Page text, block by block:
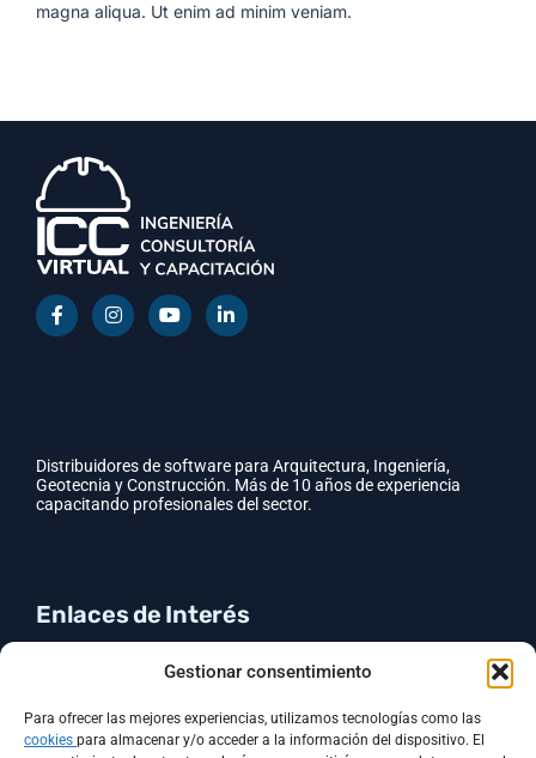
Gestionar consentimiento
Para ofrecer las mejores experiencias, utilizamos tecnologías como las
cookies para almacenar y/o acceder a la información del dispositivo. El
magna aliqua. Ut enim ad minim veniam.
Distribuidores de software para Arquitectura, Ingeniería,
Geotecnia y Construcción. Más de 10 años de experiencia
capacitando profesionales del sector.
Enlaces de Interés
Política de cookies (UE)